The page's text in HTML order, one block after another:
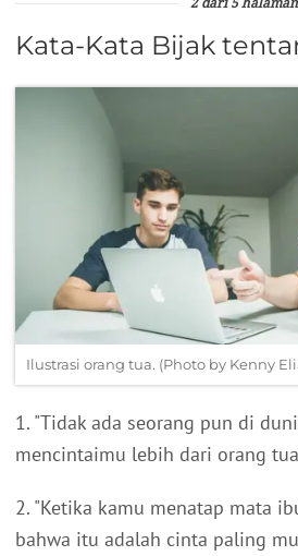
2 dari 5 halaman
Kata-Kata Bijak
Ilustrasi orang tua. (Photo by Kenny
1. "Tidak ada seorang pun di
mencintaimu lebih dari orang
2. "Ketika kamu menatap mata
bahwa itu adalah cinta paling